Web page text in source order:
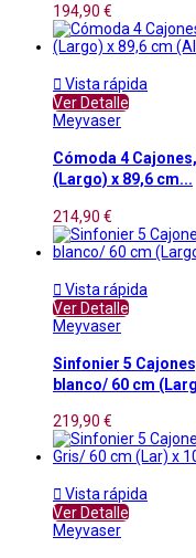
194,90 €
 Vista rápida
Ver Detalle
Meyvaser
Cómoda 4
(Largo) x 89,6 cm...
214,90 €
 Vista rápida
Ver Detalle
Meyvaser
Sinfonier 5
blanco/ 60 cm
219,90 €
 Vista rápida
Ver Detalle
Meyvaser